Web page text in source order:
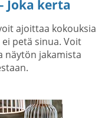
Joka kerta
ajoittaa kokouksia
petä sinua. Voit
näytön jakamista